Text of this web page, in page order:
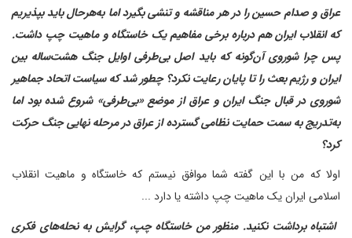
عراق و صدام حسین را در هر مناقشه و تنشی بگیرد‌ اما به‌هر‌حال باید بپذیریم
که انقلاب ایران هم درباره برخی مفاهیم یک خاستگاه و ماهیت چپ داشت.
پس چرا شوروی آن‌گونه که باید اصل بی‌طرفی اوایل جنگ هشت‌ساله بین
ایران و رژیم بعث را تا پایان رعایت نکرد؟ چطور شد که سیاست اتحاد جماهیر
شوروی در قبال جنگ ایران و عراق از موضع «بی‌طرفی» شروع شده بود اما
به‌تدریج به سمت حمایت نظامی گسترده از عراق در مرحله نهایی جنگ حرکت
کرد؟
اولا که من با این گفته شما موافق نیستم که خاستگاه و ماهیت انقلاب
اسلامی ایران یک ماهیت چپ داشته یا دارد ...
‌ اشتباه برداشت نکنید. منظور من خاستگاه چپ، گرایش به نحله‌های فکری